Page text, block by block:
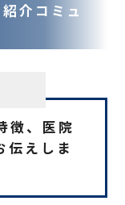
介コミュ
徴、医院
伝えしま